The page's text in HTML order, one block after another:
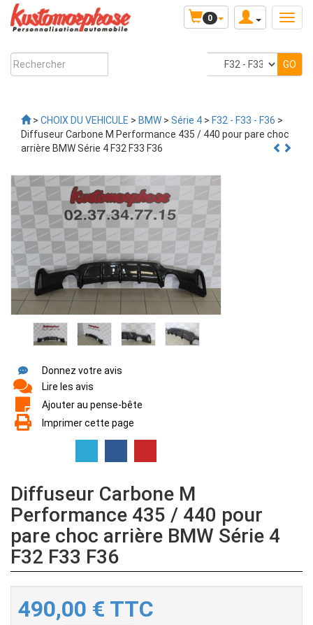
0
> CHOIX DU VEHICULE > BMW > Série 4 > F32 - F33 - F36 >
Diffuseur Carbone M Performance 435 / 440 pour pare choc
arrière BMW Série 4 F32 F33 F36
Donnez votre avis
Lire les avis
Ajouter au pense-bête
Imprimer cette page
Diffuseur Carbone M
Performance 435 / 440 pour
pare choc arrière BMW Série 4
F32 F33 F36
490,00 € TTC